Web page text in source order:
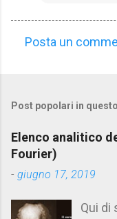
m
e
n
t
Posta un
Post popolari in
Elenco analitico
Fourier)
- giugno 17, 2019
Qui di